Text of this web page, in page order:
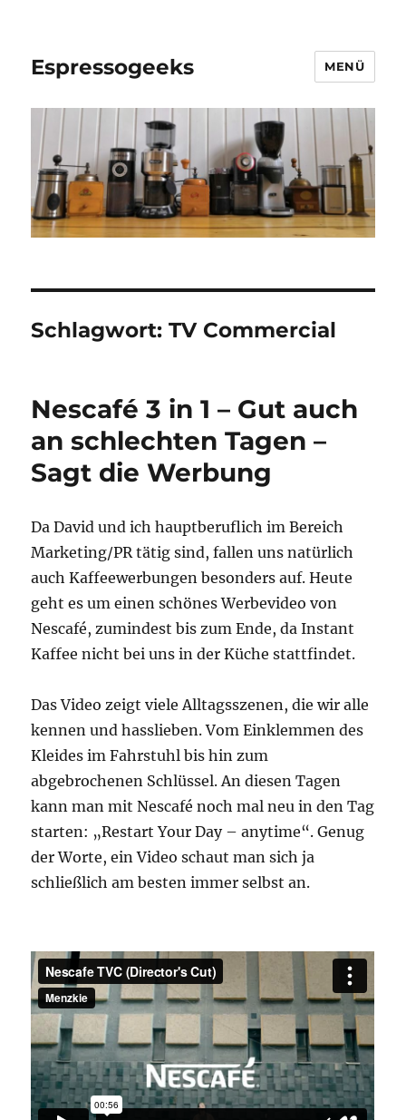
Espressogeeks MENÜ
Schlagwort:TV Commercial
Nescafé 3 in 1 – Gut auch
an schlechten Tagen –
Sagt die Werbung
Da David und ich hauptberuflich im Bereich
Marketing/PR tätig sind, fallen uns natürlich
auch Kaffeewerbungen besonders auf. Heute
geht es um einen schönes Werbevideo von
Nescafé, zumindest bis zum Ende, da Instant
Kaffee nicht bei uns in der Küche stattfindet.
Das Video zeigt viele Alltagsszenen, die wir alle
kennen und hasslieben. Vom Einklemmen des
Kleides im Fahrstuhl bis hin zum
abgebrochenen Schlüssel. An diesen Tagen
kann man mit Nescafé noch mal neu in den Tag
starten: „Restart Your Day – anytime“. Genug
der Worte, ein Video schaut man sich ja
schließlich am besten immer selbst an.